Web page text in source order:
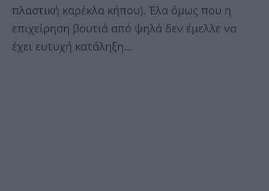
πλαστική καρέκλα κήπου). Έλα όμως που η
επιχείρηση βουτιά από ψηλά δεν έμελλε να
έχει ευτυχή κατάληξη…